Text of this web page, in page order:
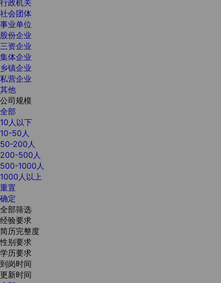
行政机关
社会团体
事业单位
股份企业
三资企业
集体企业
乡镇企业
私营企业
其他
公司规模
全部
10人以下
10-50人
50-200人
200-500人
500-1000人
1000人以上
重置
确定
全部筛选
经验要求
简历完整度
性别要求
学历要求
到岗时间
更新时间